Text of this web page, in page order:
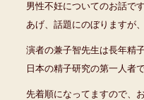
男性不妊についてのお話で
あげ、話題にのぼりますが
演者の兼子智先生は長年精
日本の精子研究の第一人者で
先着順になってますので、